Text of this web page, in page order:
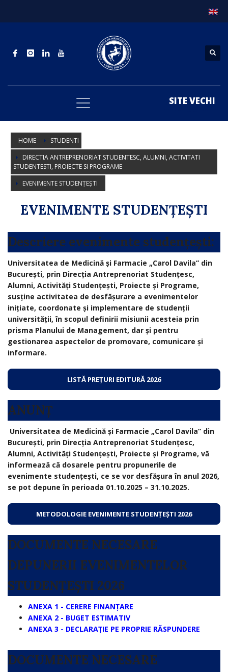
SITE VECHI
HOME
STUDENTI
DIRECTIA ANTREPRENORIAT STUDENTESC, ALUMNI, ACTIVITATI
STUDENTESTI, PROIECTE SI PROGRAME
EVENIMENTE STUDENȚEȘTI
EVENIMENTE STUDENȚEȘTI
Descriere evenimente studențești:
Universitatea de Medicină și Farmacie „Carol Davila” din
București, prin Direcția Antreprenoriat Studențesc,
Alumni, Activități Studențești, Proiecte și Programe,
susține activitatea de desfășurare a evenimentelor
inițiate, coordonate și implementare de studenții
universității, în scopul definirii misiunii acesteia prin
prisma Planului de Management, dar și pentru
gestionarea aspectelor de promovare, comunicare și
informare.
LISTĂ PREȚURI EDITURĂ 2026
ANUNȚ
Universitatea de Medicină și Farmacie „Carol Davila” din
București, prin Direcția Antreprenoriat Studențesc,
Alumni, Activități Studențești, Proiecte și Programe, vă
informează că dosarele pentru propunerile de
evenimente studențești, ce se vor desfășura în anul 2026,
se pot depune în perioada 01.10.2025 – 31.10.2025.
METODOLOGIE EVENIMENTE STUDENȚEȘTI 2026
DOCUMENTE NECESARE
DEPUNERII EVENIMENTELOR
STUDENȚEȘTI 2026
ANEXA 1 - CERERE FINANȚARE
ANEXA 2 - BUGET ESTIMATIV
ANEXA 3 - DECLARAȚIE PE PROPRIE RĂSPUNDERE
DOCUMENTE NECESARE